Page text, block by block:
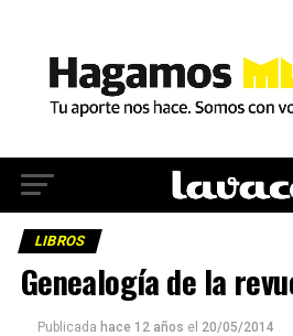
LIBROS
Genealogía de la
Publicada hace 12 años el 20/05/2014